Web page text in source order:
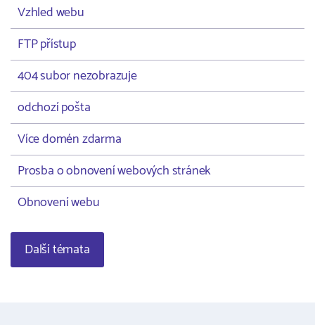
Vzhled webu
FTP přístup
404 subor nezobrazuje
odchozí pošta
Více domén zdarma
Prosba o obnovení webových stránek
Obnovení webu
Další témata